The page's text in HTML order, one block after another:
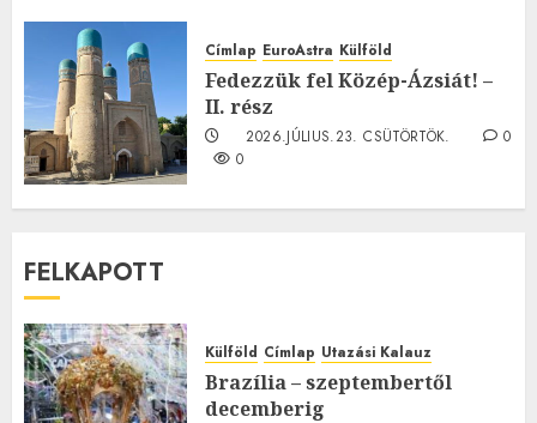
2026.JÚLIUS.23. CSÜTÖRTÖK.
0
Címlap EuroAstra Külföld
Fedezzük fel Közép-Ázsiát! –
II. rész
2026.JÚLIUS.23. CSÜTÖRTÖK.
0
0
FELKAPOTT
Külföld Címlap Utazási Kalauz
Brazília – szeptembertől
decemberig